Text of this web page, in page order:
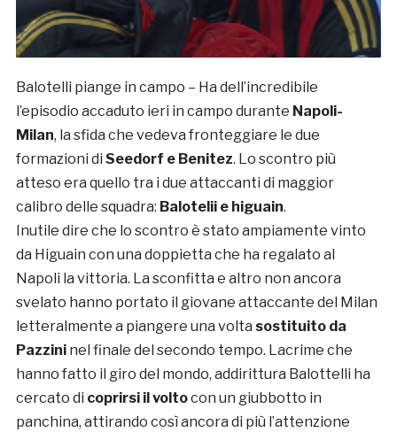
Balotelli piange in campo – Ha dell’incredibile
l’episodio accaduto ieri in campo durante Napoli-
Milan, la sfida che vedeva fronteggiare le due
formazioni di Seedorf e Benitez. Lo scontro più
atteso era quello tra i due attaccanti di maggior
calibro delle squadra: Balotelii e higuain.
Inutile dire che lo scontro è stato ampiamente vinto
da Higuain con una doppietta che ha regalato al
Napoli la vittoria. La sconfitta e altro non ancora
svelato hanno portato il giovane attaccante del Milan
letteralmente a piangere una volta sostituito da
Pazzininel finale del secondo tempo. Lacrime che
hanno fatto il giro del mondo, addirittura Balottelli ha
cercato di coprirsi il voltocon un giubbotto in
panchina, attirando così ancora di più l’attenzione